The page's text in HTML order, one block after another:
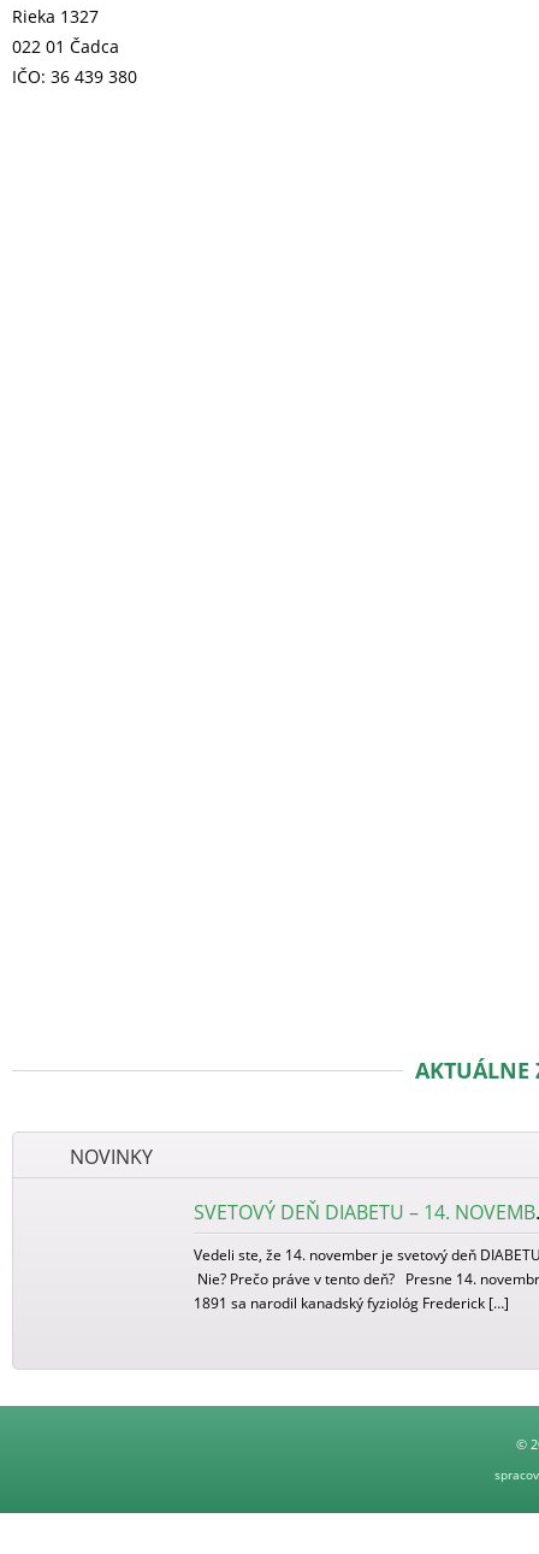
Rieka 1327
022 01 Čadca
IČO: 36 439 380
AKTUÁLNE
NOVINKY
Vedeli ste, že 14. november je svetový deň
Nie? Prečo práve v tento deň? Presne 14.
1891 sa narodil kanadský fyziológ Frederick […]
Mýty a fakty o
antibiotiká.” Omyl. Choroby z prechladnutia i
rôzne typy rinovírusov, adenovírus, […]
©